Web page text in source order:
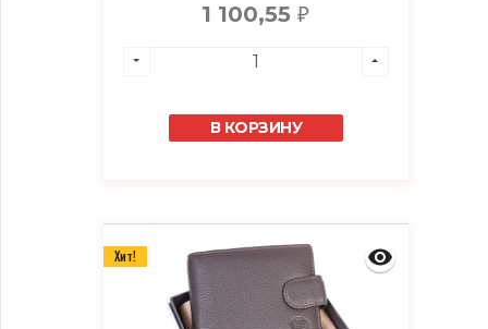
1 100,55₽
В КОРЗИНУ
Хит!